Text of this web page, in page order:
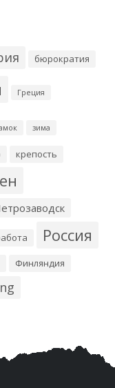
бюрократия
Греция
зима
крепость
Россия
Финляндия